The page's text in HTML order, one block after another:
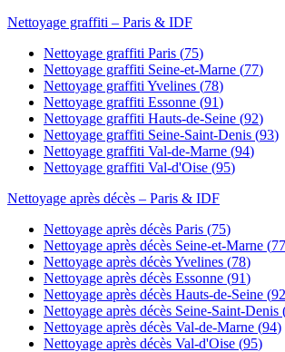
Nettoyage graffiti – Paris & IDF
Nettoyage graffiti Paris (75)
Nettoyage graffiti Seine-et-Marne (77)
Nettoyage graffiti Yvelines (78)
Nettoyage graffiti Essonne (91)
Nettoyage graffiti Hauts-de-Seine (92)
Nettoyage graffiti Seine-Saint-Denis (93)
Nettoyage graffiti Val-de-Marne (94)
Nettoyage graffiti Val-d'Oise (95)
Nettoyage après décès – Paris & IDF
Nettoyage après décès Paris (75)
Nettoyage après décès Seine-et-Marne (77
Nettoyage après décèsYvelines (78)
Nettoyage après décès Essonne (91)
Nettoyage après décès Hauts-de-Seine (92
Nettoyage après décès Seine-Saint-Denis
Nettoyage après décès Val-de-Marne (94)
Nettoyage après décès Val-d'Oise (95)